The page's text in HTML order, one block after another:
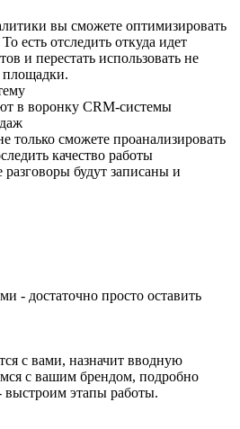
вы сможете оптимизировать
есть отследить откуда идет
и перестать использовать не
в воронку CRM-системы
сможете проанализировать
качество работы
разговоры будут записаны и
- достаточно просто оставить
с вами, назначит вводную
с вашим брендом, подробно
выстроим этапы работы.